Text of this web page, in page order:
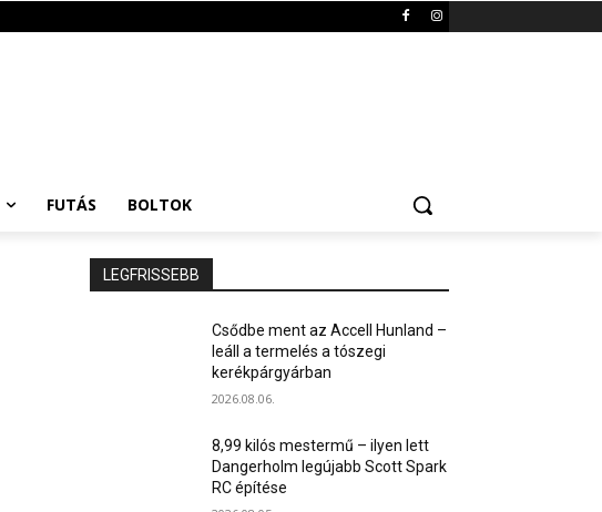
FUTÁS BOLTOK
LEGFRISSEBB
Csődbe ment az Accell Hunland –
leáll a termelés a tószegi
kerékpárgyárban
2026.08.06.
8,99 kilós mestermű – ilyen lett
Dangerholm legújabb Scott Spark
RC építése